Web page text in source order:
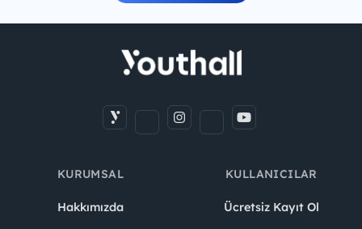
KURUMSAL
Hakkımızda
KULLANICILAR
Ücretsiz Kayıt Ol